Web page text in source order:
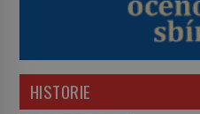
HISTORIE